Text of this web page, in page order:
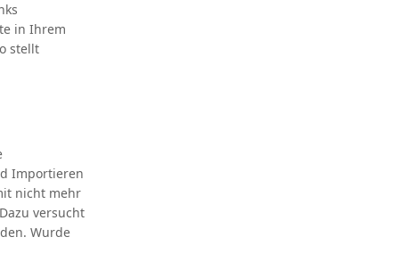
in Ihrem
stellt
Importieren
nicht mehr
versucht
Wurde